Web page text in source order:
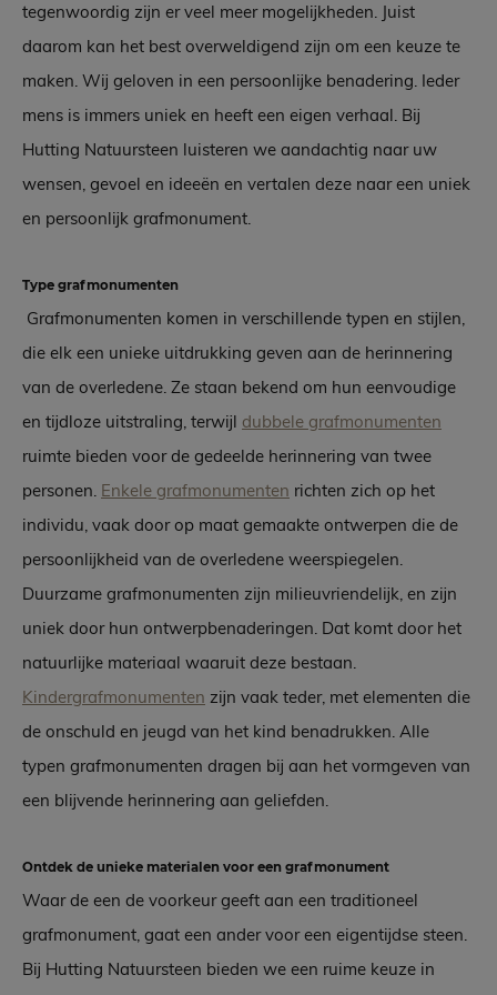
tegenwoordig zijn er veel meer mogelijkheden. Juist
daarom kan het best overweldigend zijn om een keuze te
maken. Wij geloven in een persoonlijke benadering. Ieder
mens is immers uniek en heeft een eigen verhaal. Bij
Hutting Natuursteen luisteren we aandachtig naar uw
wensen, gevoel en ideeën en vertalen deze naar een uniek
en persoonlijk grafmonument.
Type grafmonumenten
Grafmonumenten komen in verschillende typen en stijlen,
die elk een unieke uitdrukking geven aan de herinnering
van de overledene. Ze staan bekend om hun eenvoudige
en tijdloze uitstraling, terwijl dubbele grafmonumenten
ruimte bieden voor de gedeelde herinnering van twee
personen. Enkele grafmonumenten richten zich op het
individu, vaak door op maat gemaakte ontwerpen die de
persoonlijkheid van de overledene weerspiegelen.
Duurzame grafmonumenten zijn milieuvriendelijk, en zijn
uniek door hun ontwerpbenaderingen. Dat komt door het
natuurlijke materiaal waaruit deze bestaan.
Kindergrafmonumenten zijn vaak teder, met elementen die
de onschuld en jeugd van het kind benadrukken. Alle
typen grafmonumenten dragen bij aan het vormgeven van
een blijvende herinnering aan geliefden.
Ontdek de unieke materialen voor een grafmonument
Waar de een de voorkeur geeft aan een traditioneel
grafmonument, gaat een ander voor een eigentijdse steen.
Bij Hutting Natuursteen bieden we een ruime keuze in